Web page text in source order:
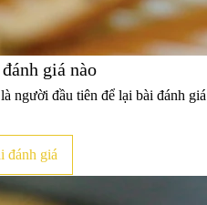
giá nào
người đầu tiên để lại bài đánh
đánh giá